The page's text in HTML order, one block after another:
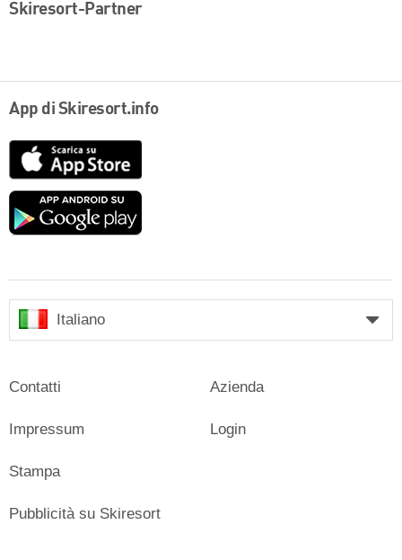
Skiresort-Partner
App di Skiresort.info
Google
Italiano
Contatti
Impressum
Stampa
Azienda
Login
Pubblicità su Skiresort